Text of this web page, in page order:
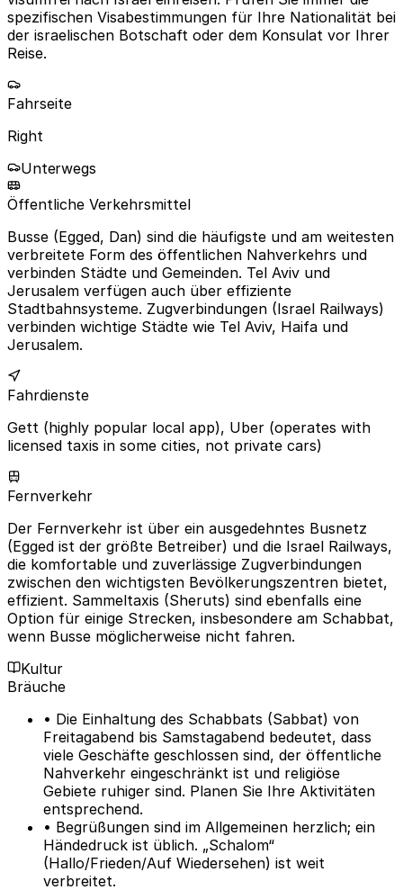
spezifischen Visabestimmungen für Ihre Nationalität bei
der israelischen Botschaft oder dem Konsulat vor Ihrer
Reise.
Fahrseite
Right
Unterwegs
Öffentliche Verkehrsmittel
Busse (Egged, Dan) sind die häufigste und am weitesten
verbreitete Form des öffentlichen Nahverkehrs und
verbinden Städte und Gemeinden. Tel Aviv und
Jerusalem verfügen auch über effiziente
Stadtbahnsysteme. Zugverbindungen (Israel Railways)
verbinden wichtige Städte wie Tel Aviv, Haifa und
Jerusalem.
Fahrdienste
Gett (highly popular local app), Uber (operates with
licensed taxis in some cities, not private cars)
Fernverkehr
Der Fernverkehr ist über ein ausgedehntes Busnetz
(Egged ist der größte Betreiber) und die Israel Railways,
die komfortable und zuverlässige Zugverbindungen
zwischen den wichtigsten Bevölkerungszentren bietet,
effizient. Sammeltaxis (Sheruts) sind ebenfalls eine
Option für einige Strecken, insbesondere am Schabbat,
wenn Busse möglicherweise nicht fahren.
Kultur
Bräuche
• Die Einhaltung des Schabbats (Sabbat) von
Freitagabend bis Samstagabend bedeutet, dass
viele Geschäfte geschlossen sind, der öffentliche
Nahverkehr eingeschränkt ist und religiöse
Gebiete ruhiger sind. Planen Sie Ihre Aktivitäten
entsprechend.
• Begrüßungen sind im Allgemeinen herzlich; ein
Händedruck ist üblich. „Schalom“
(Hallo/Frieden/Auf Wiedersehen) ist weit
verbreitet.